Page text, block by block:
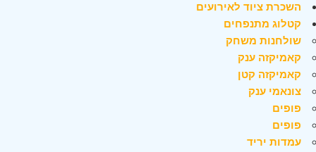
השכרת ציוד לאירועים
קטלוג מתנפחים
שולחנות משחק
קאמיקזה ענק
קאמיקזה קטן
צונאמי ענק
פופים
פופים
עמדות יריד